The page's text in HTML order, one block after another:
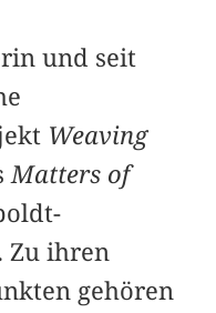
und seit
Weaving
Matters of
Zu ihren
gehören